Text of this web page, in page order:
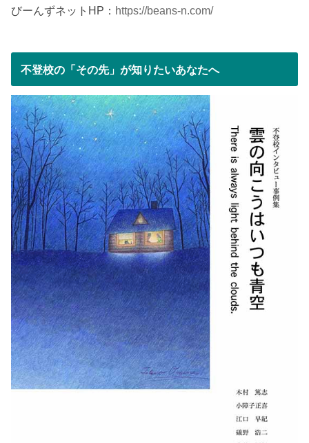
びーんずネットHP： https://beans-n.com/
不登校の「その先」が知りたいあなたへ